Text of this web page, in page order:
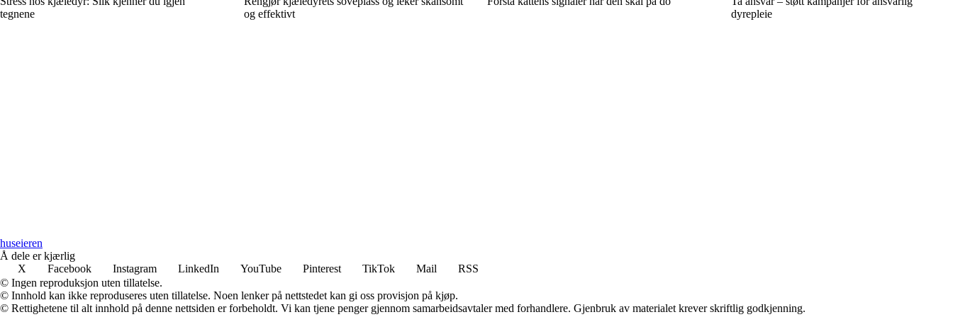
tegnene
og effektivt
dyrepleie
huseieren
Å dele er kjærlig
X
Facebook Instagram LinkedIn YouTube Pinterest TikTok Mail
RSS
© Ingen reproduksjon uten tillatelse.
© Innhold kan ikke reproduseres uten tillatelse. Noen lenker på nettstedet kan gi oss provisjon på kjøp.
© Rettighetene til alt innhold på denne nettsiden er forbeholdt. Vi kan tjene penger gjennom samarbeidsavtaler med forhandlere. Gjenbruk av materialet krever skriftlig godkjenning.